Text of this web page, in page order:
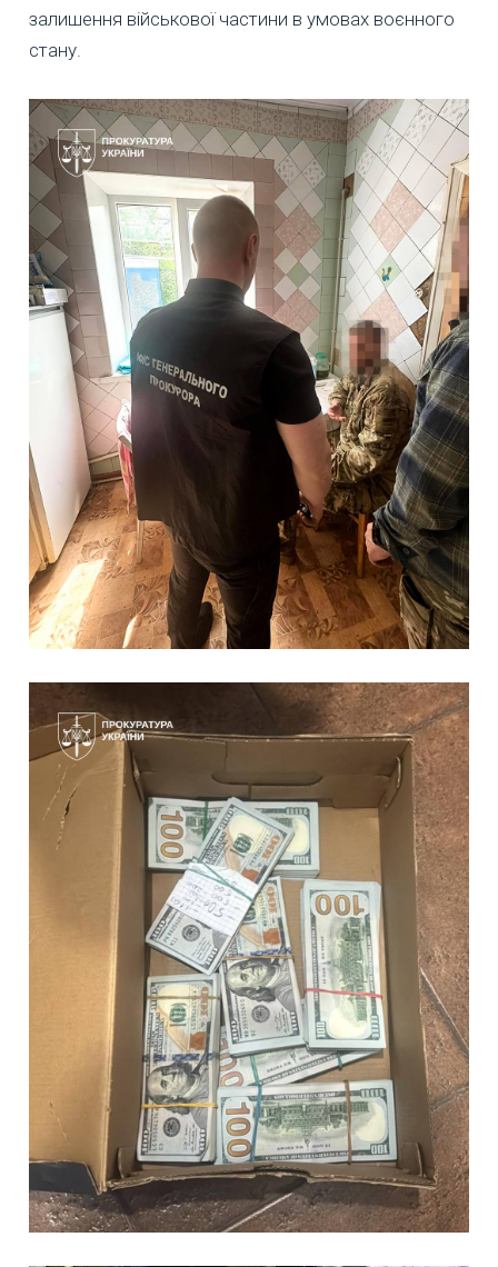
залишення військової частини в умовах воєнного
стану.